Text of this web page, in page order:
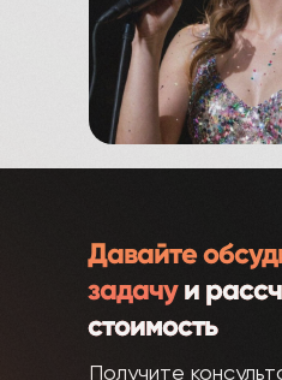
Получите
Давайте
задачуи
стоимость